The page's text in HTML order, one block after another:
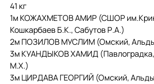
41 кг
1м КОЖАХМЕТОВ АМИР (СШОР
Кошкарбаев Б.К., Сабутов Р.А.)
2м ПОЗИЛОВ МУСЛИМ (Омский,
3м КУАНДЫКОВ ХАМИД (Павлоградка,
М.Х.)
3м ЦИРДАВА ГЕОРГИЙ (Омский,